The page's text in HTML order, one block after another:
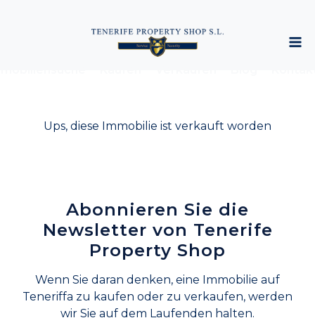
Ups, diese Immobilie ist verkauft worden
Abonnieren Sie die
Newsletter von Tenerife
Property Shop
Wenn Sie daran denken, eine Immobilie auf
Teneriffa zu kaufen oder zu verkaufen, werden
wir Sie auf dem Laufenden halten.